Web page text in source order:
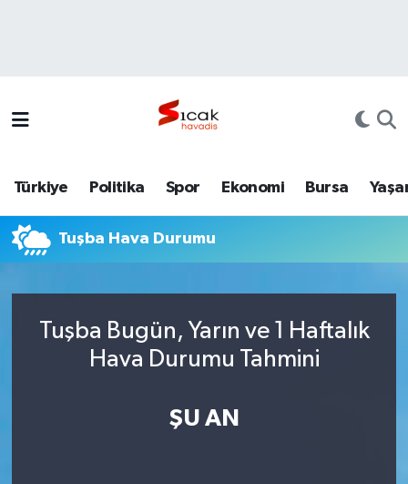
Türkiye Politika Spor Ekonomi Bursa
Tuşba Hava Durumu
Tuşba Bugün, Yarın ve 1 Haftalık
Hava Durumu Tahmini
ŞU AN
Türkiye
Haber Arşivi